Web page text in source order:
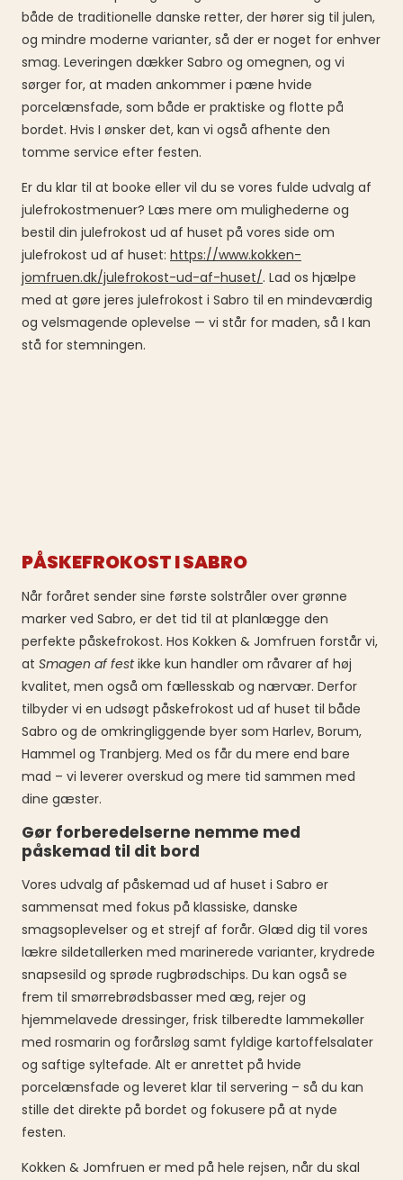
både de traditionelle danske retter, der hører sig til julen,
og mindre moderne varianter, så der er noget for enhver
smag. Leveringen dækker Sabro og omegnen, og vi
sørger for, at maden ankommer i pæne hvide
porcelænsfade, som både er praktiske og flotte på
bordet. Hvis I ønsker det, kan vi også afhente den
tomme service efter festen.
Er du klar til at booke eller vil du se vores fulde udvalg af
julefrokostmenuer? Læs mere om mulighederne og
bestil din julefrokost ud af huset på vores side om
julefrokost ud af huset: https://www.kokken-
jomfruen.dk/julefrokost-ud-af-huset/. Lad os hjælpe
med at gøre jeres julefrokost i Sabro til en mindeværdig
og velsmagende oplevelse — vi står for maden, så I kan
stå for stemningen.
PÅSKEFROKOST I SABRO
Når foråret sender sine første solstråler over grønne
marker ved Sabro, er det tid til at planlægge den
perfekte påskefrokost. Hos Kokken & Jomfruen forstår vi,
at Smagen af festikke kun handler om råvarer af høj
kvalitet, men også om fællesskab og nærvær. Derfor
tilbyder vi en udsøgt påskefrokost ud af huset til både
Sabro og de omkringliggende byer som Harlev, Borum,
Hammel og Tranbjerg. Med os får du mere end bare
mad – vi leverer overskud og mere tid sammen med
dine gæster.
Gør forberedelserne nemme med
påskemad til dit bord
Vores udvalg af påskemad ud af huset i Sabro er
sammensat med fokus på klassiske, danske
smagsoplevelser og et strejf af forår. Glæd dig til vores
lækre sildetallerken med marinerede varianter, krydrede
snapsesild og sprøde rugbrødschips. Du kan også se
frem til smørrebrødsbasser med æg, rejer og
hjemmelavede dressinger, frisk tilberedte lammekøller
med rosmarin og forårsløg samt fyldige kartoffelsalater
og saftige syltefade. Alt er anrettet på hvide
porcelænsfade og leveret klar til servering – så du kan
stille det direkte på bordet og fokusere på at nyde
festen.
Kokken & Jomfruen er med på hele rejsen, når du skal